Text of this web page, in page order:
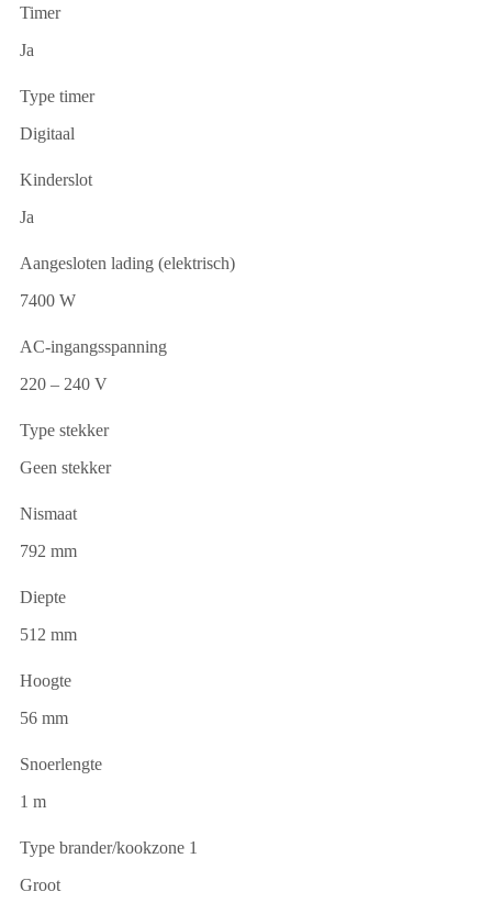
Timer
Ja
Type timer
Digitaal
Kinderslot
Ja
Aangesloten lading (elektrisch)
7400 W
AC-ingangsspanning
220 – 240 V
Type stekker
Geen stekker
Nismaat
792 mm
Diepte
512 mm
Hoogte
56 mm
Snoerlengte
1 m
Type brander/kookzone 1
Groot